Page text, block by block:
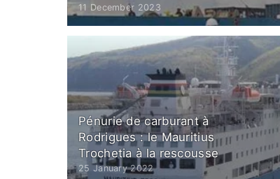
11 December 2023
Pénurie de carburant à
Rodrigues : le Mauritius
Trochetia à la rescousse
25 January 2022